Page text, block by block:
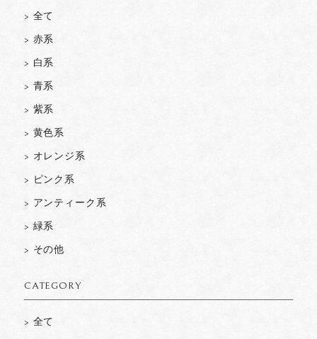
> 全て
> 赤系
> 白系
> 青系
> 紫系
> 黄色系
> オレンジ系
> ピンク系
> アンティーク系
> 緑系
> その他
CATEGORY
> 全て